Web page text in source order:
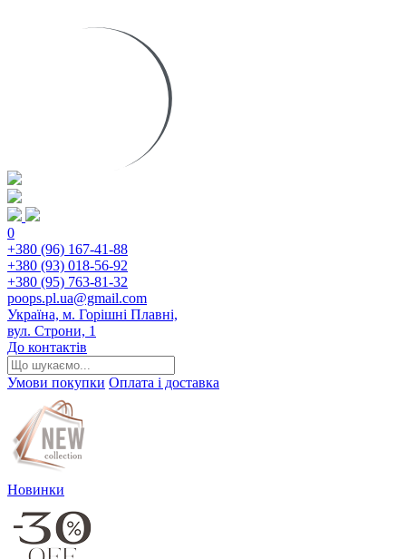
0
+380 (96) 167-41-88
+380 (93) 018-56-92
+380 (95) 763-81-32
poops.pl.ua@gmail.com
Україна, м. Горішні Плавні,
вул. Строни, 1
До контактів
Умови покупки Оплата і доставка
Новинки